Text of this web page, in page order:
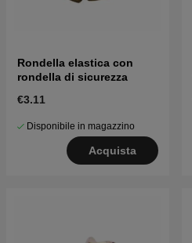
Rondella elastica con
rondella di sicurezza
€3.11
Disponibile in magazzino
Acquista